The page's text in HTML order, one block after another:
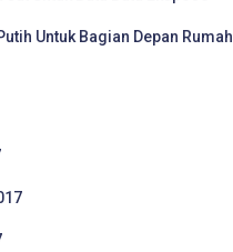
Untuk Bagian Depan Rumah